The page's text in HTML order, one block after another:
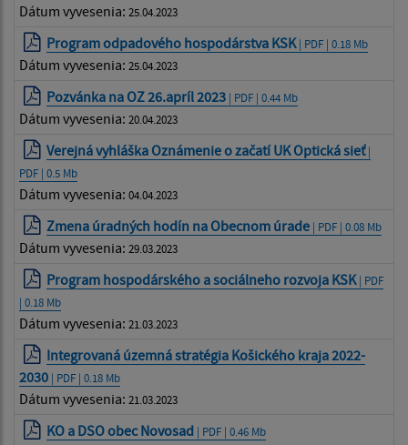
Dátum vyvesenia: 25.04.2023
Program odpadového hospodárstva KSK| PDF | 0.18 Mb
Dátum vyvesenia: 25.04.2023
Pozvánka na OZ 26.apríl 2023 | PDF | 0.44 Mb
Dátum vyvesenia: 20.04.2023
Verejná vyhláška Oznámenie o začatí UK Optická sieť|
PDF | 0.5 Mb
Dátum vyvesenia: 04.04.2023
Zmena úradných hodín na Obecnom úrade | PDF | 0.08 Mb
Dátum vyvesenia: 29.03.2023
Program hospodárského a sociálneho rozvoja KSK| PDF
| 0.18 Mb
Dátum vyvesenia: 21.03.2023
Integrovaná územná stratégia Košického kraja 2022-
2030 | PDF | 0.18 Mb
Dátum vyvesenia: 21.03.2023
KO a DSO obec Novosad | PDF | 0.46 Mb